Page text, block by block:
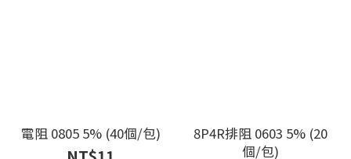
電阻 0805 5% (40個/包)
8P4R排阻 0603 5% (20
個/包)